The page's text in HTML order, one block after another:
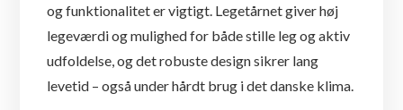
og funktionalitet er vigtigt. Legetårnet giver høj
legeværdi og mulighed for både stille leg og aktiv
udfoldelse, og det robuste design sikrer lang
levetid – også under hårdt brug i det danske klima.